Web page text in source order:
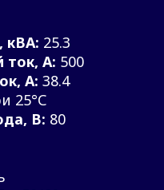
кВА: 25.3
ток, А: 500
А: 38.4
25°С
В: 80